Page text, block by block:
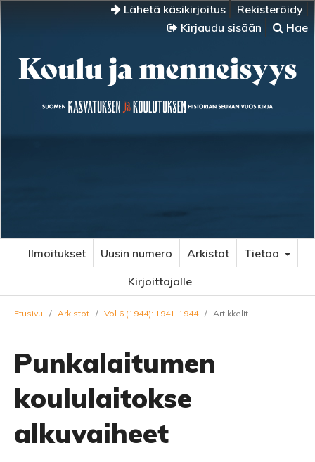
Lähetä käsikirjoitus
Rekisteröidy
Kirjaudu sisään
Hae
Ilmoitukset Uusin numero Arkistot
Tietoa
Kirjoittajalle
Etusivu / Arkistot / Vol 6 (1944): 1941-1944 / Artikkelit
Punkalaitumen
koululaitokse
alkuvaiheet